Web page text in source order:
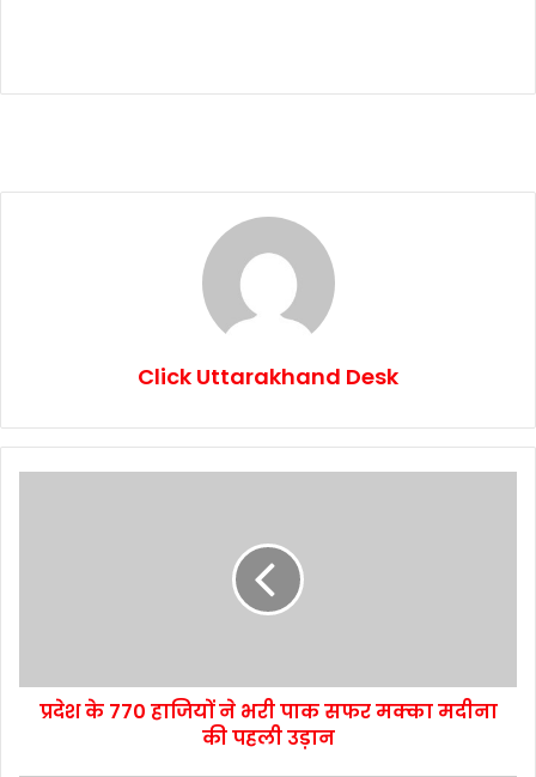
Click Uttarakhand Desk
प्रदेश के 770 हाजियों ने भरी पाक सफर मक्का मदीना
की पहली उड़ान